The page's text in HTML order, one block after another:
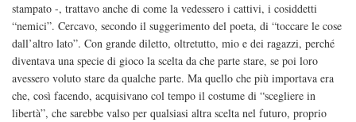
stampato -, trattavo anche di come la vedessero i cattivi, i cosiddetti
“nemici”. Cercavo, secondo il suggerimento del poeta, di “toccare le cose
dall’altro lato”. Con grande diletto, oltretutto, mio e dei ragazzi, perché
diventava una specie di gioco la scelta da che parte stare, se poi loro
avessero voluto stare da qualche parte. Ma quello che più importava era
che, così facendo, acquisivano col tempo il costume di “scegliere in
libertà”, che sarebbe valso per qualsiasi altra scelta nel futuro, proprio